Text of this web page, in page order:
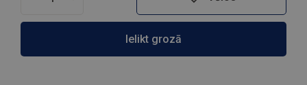
Ielikt grozā